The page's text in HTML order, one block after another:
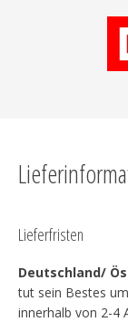
Lieferfristen
Deutschland/
tut sein Bestes
innerhalb von 2-4